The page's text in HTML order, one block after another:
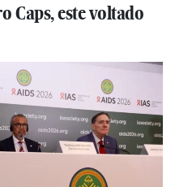
Caps, este voltado